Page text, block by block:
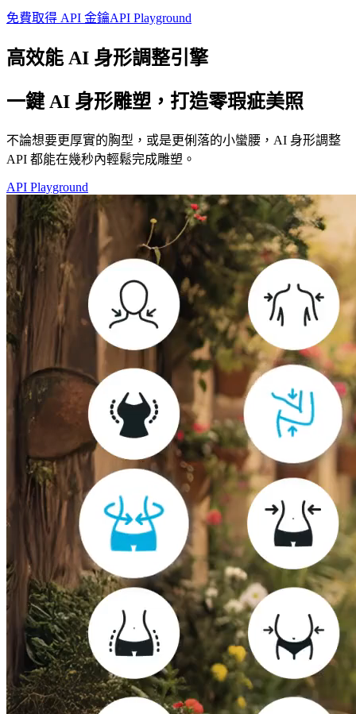
免費取得 API 金鑰API Playground
高效能 AI 身形調整引擎
一鍵 AI 身形雕塑，打造零瑕疵美照
不論想要更厚實的胸型，或是更俐落的小蠻腰，AI 身形調整
API 都能在幾秒內輕鬆完成雕塑。
API Playground